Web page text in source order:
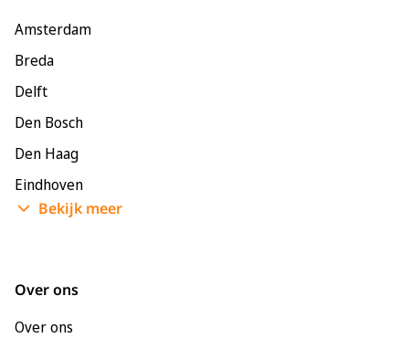
Amsterdam
Breda
Delft
Den Bosch
Den Haag
Eindhoven
Enschede
Bekijk meer
Over ons
Over ons